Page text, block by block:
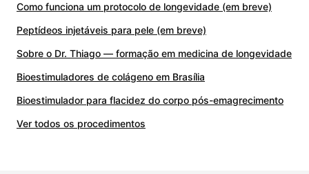
Como funciona um protocolo de longevidade (em breve)
Peptídeos injetáveis para pele (em breve)
Sobre o Dr. Thiago — formação em medicina de longevidade
Bioestimuladores de colágeno em Brasília
Bioestimulador para flacidez do corpo pós-emagrecimento
Ver todos os procedimentos